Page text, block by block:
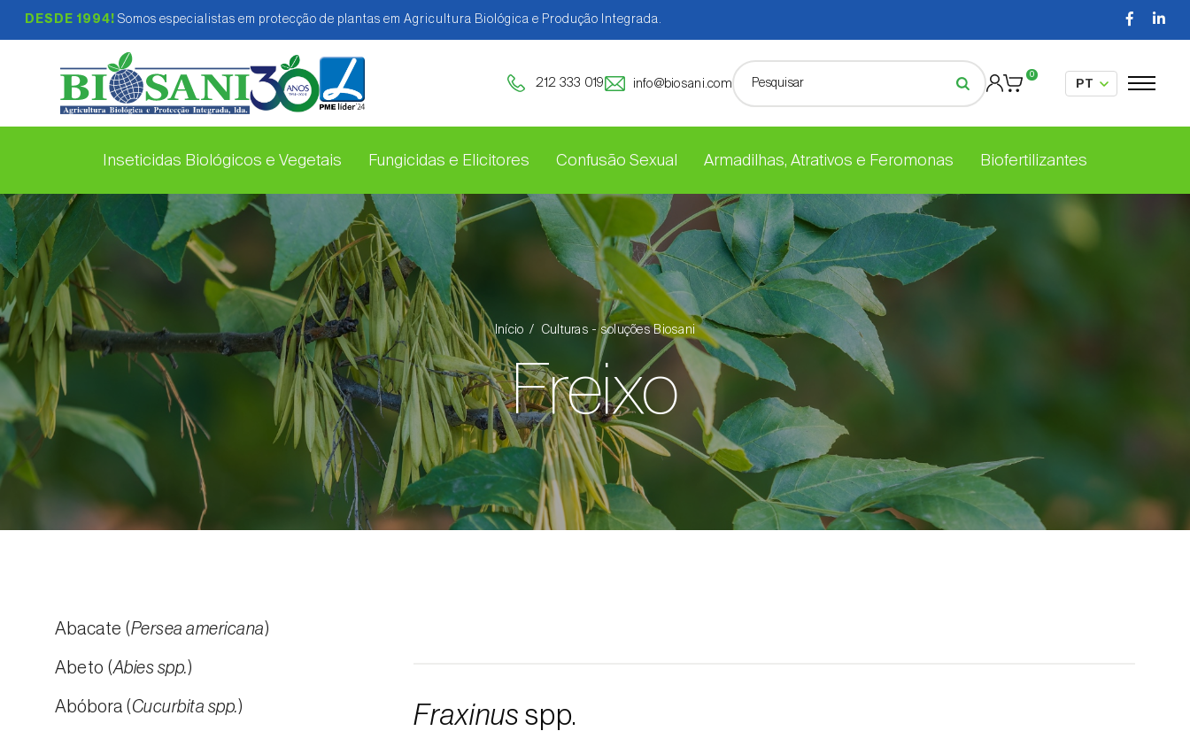
DESDE 1994! Somos especialistas em protecção de plantas em Agricultura Biológica e Produção Integrada.
212 333 019 info@biosani.com
0
Inseticidas Biológicos e Vegetais Fungicidas e Elicitores Confusão Sexual Armadilhas, Atrativos e Feromonas Biofertilizantes
Início Culturas - soluções Biosani
Freixo
Abacate (Persea americana)
Abeto (Abies spp.)
Abóbora (Cucurbita spp.) Fraxinus spp.